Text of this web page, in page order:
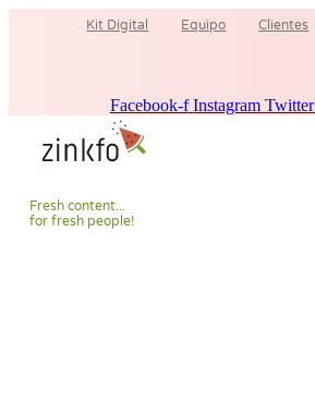
Kit Digital Equipo Clientes
Facebook-f Instagram Twitter
Fresh content...
for fresh people!